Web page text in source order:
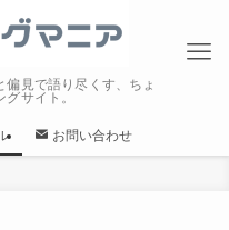
見で語り尽くす、ちょ
サイト。
お問い合わせ